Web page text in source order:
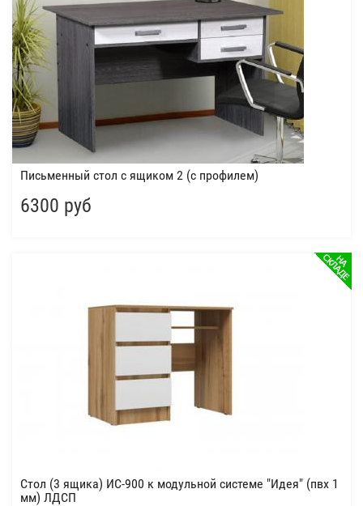
Письменный стол с ящиком 2 (с профилем)
6300 руб
Стол (3 ящика) ИС-900 к модульной системе "Идея" (пвх 1
мм) ЛДСП